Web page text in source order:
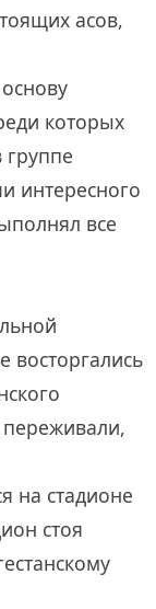
асов,
которых
интересного
все
восторгались
на стадионе
стоя